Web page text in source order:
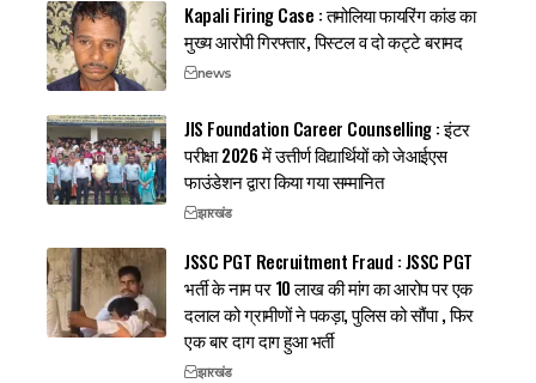
Kapali Firing Case : तमोलिया फायरिंग कांड का
मुख्य आरोपी गिरफ्तार, पिस्टल व दो कट्टे बरामद
news
JIS Foundation Career Counselling : इंटर
परीक्षा 2026 में उत्तीर्ण विद्यार्थियों को जेआईएस
फाउंडेशन द्वारा किया गया सम्मानित
झारखंड
JSSC PGT Recruitment Fraud : JSSC PGT
भर्ती के नाम पर 10 लाख की मांग का आरोप पर एक
दलाल को ग्रामीणों ने पकड़ा, पुलिस को सौंपा , फिर
एक बार दाग दाग हुआ भर्ती
झारखंड